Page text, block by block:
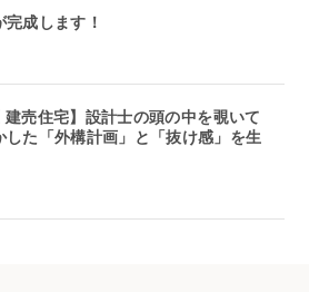
成します！
売住宅】設計士の頭の中を覗いて
た「外構計画」と「抜け感」を生